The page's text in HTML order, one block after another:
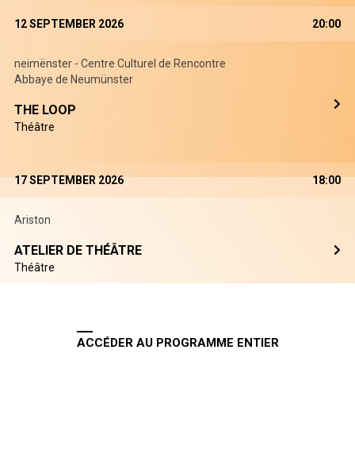
12 SEPTEMBER 2026 20:00
neimënster - Centre Culturel de Rencontre
Abbaye de Neumünster
THE LOOP
Théâtre
17 SEPTEMBER 2026 18:00
Ariston
ATELIER DE THÉÂTRE
Théâtre
ACCÉDER AU PROGRAMME ENTIER